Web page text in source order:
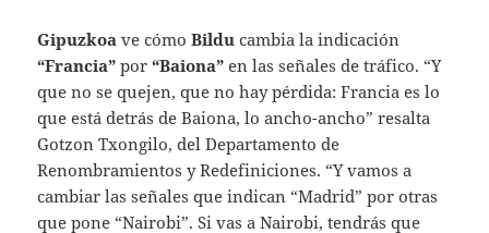
Gipuzkoa ve cómoBilducambia la indicación
“Francia” por“Baiona” en las señales de tráfico. “Y
que no se quejen, que no hay pérdida: Francia es lo
que está detrás de Baiona, lo ancho-ancho” resalta
Gotzon Txongilo, del Departamento de
Renombramientos y Redefiniciones. “Y vamos a
cambiar las señales que indican “Madrid” por otras
que pone “Nairobi”. Si vas a Nairobi, tendrás que